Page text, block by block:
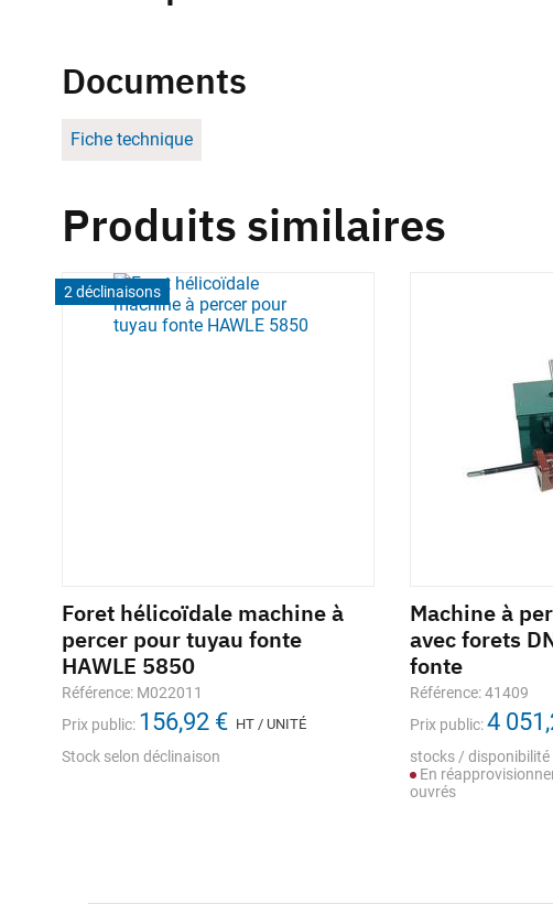
Documents
Fiche technique
Produits similaires
2 déclinaisons
Foret hélicoïdale machine à
percer pour tuyau fonte
HAWLE 5850
Référence: M022011
Prix public: 156,92 € HT / UNITÉ
Stock selon déclinaison
Machine à
avec forets
fonte
Référence: 41409
Prix public:4
stocks / disponibilité
En
ouvrés